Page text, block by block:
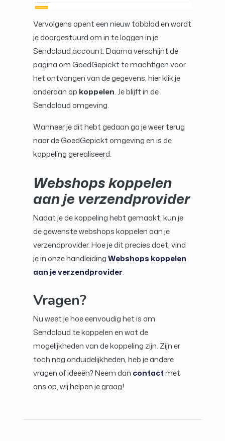
Vervolgens opent een nieuw tabblad en wordt
je doorgestuurd om in te loggen in je
Sendcloud account. Daarna verschijnt de
pagina om GoedGepickt te machtigen voor
het ontvangen van de gegevens, hier klik je
onderaan op koppelen. Je blijft in de
Sendcloud omgeving.
Wanneer je dit hebt gedaan ga je weer terug
naar de GoedGepickt omgeving en is de
koppeling gerealiseerd.
Webshops koppelen
aan je verzendprovider
Nadat je de koppeling hebt gemaakt, kun je
de gewenste webshops koppelen aan je
verzendprovider. Hoe je dit precies doet, vind
je in onze handleidingWebshops koppelen
aan je verzendprovider.
Vragen?
Nu weet je hoe eenvoudig het is om
Sendcloud te koppelen en wat de
mogelijkheden van de koppeling zijn. Zijn er
toch nog onduidelijkheden, heb je andere
vragen of ideeën? Neem dan contactmet
ons op, wij helpen je graag!